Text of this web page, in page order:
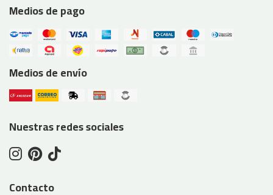
Medios de pago
Medios de envío
Nuestras redes sociales
Contacto